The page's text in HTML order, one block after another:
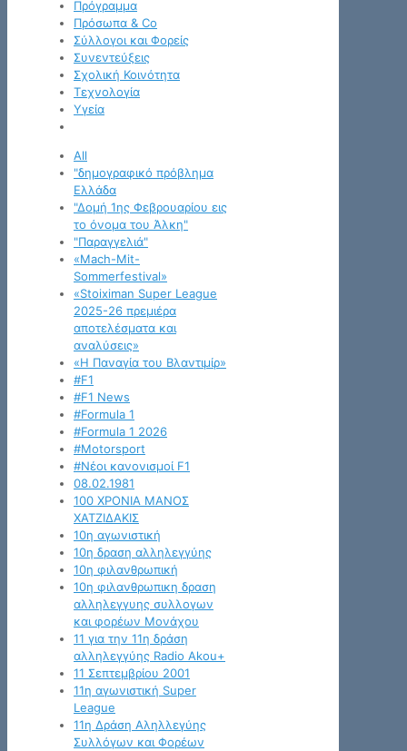
Πρόγραμμα
Πρόσωπα & Co
Σύλλογοι και Φορείς
Συνεντεύξεις
Σχολική Κοινότητα
Τεχνολογία
Υγεία
All
"δημογραφικό πρόβλημα
Ελλάδα
"Δομή 1ης Φεβρουαρίου εις
το όνομα του Άλκη"
"Παραγγελιά"
«Mach-Mit-
Sommerfestival»
«Stoiximan Super League
2025-26 πρεμιέρα
αποτελέσματα και
αναλύσεις»
«Η Παναγία του Βλαντιμίρ»
#F1
#F1 News
#Formula 1
#Formula 1 2026
#Motorsport
#Νέοι κανονισμοί F1
08.02.1981
100 ΧΡΟΝΙΑ ΜΑΝΟΣ
ΧΑΤΖΙΔΑΚΙΣ
10η αγωνιστική
10η δραση αλληλεγγύης
10η φιλανθρωπική
10η φιλανθρωπικη δραση
αλληλεγγυης συλλογων
και φορέων Μονάχου
11 για την 11η δράση
αλληλεγγύης Radio Akou+
11 Σεπτεμβρίου 2001
11η αγωνιστική Super
League
11η Δράση Αληλλεγύης
Συλλόγων και Φορέων